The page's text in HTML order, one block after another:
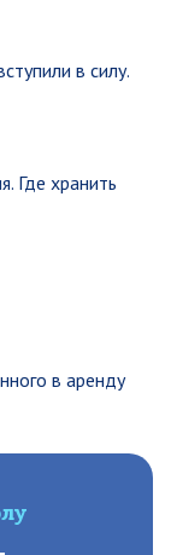
в силу.
Где хранить
в аренду